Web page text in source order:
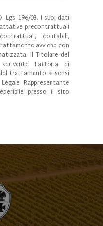
Lgs. 196/03. I suoi dati
precontrattuali
contabili,
avviene con
Il Titolare del
Fattoria di
trattamento ai sensi
Rappresentante
presso il sito